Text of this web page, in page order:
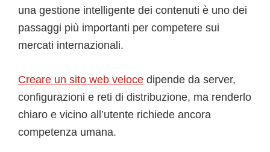
una gestione intelligente dei contenuti è uno dei
passaggi più importanti per competere sui
mercati internazionali.
Creare un sito web veloce dipende da server,
configurazioni e reti di distribuzione, ma renderlo
chiaro e vicino all’utente richiede ancora
competenza umana.